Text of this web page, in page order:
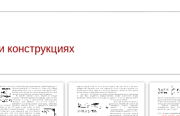
конструкциях